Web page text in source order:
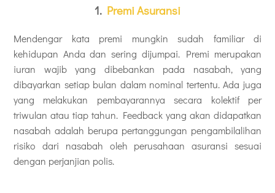
1. Premi Asuransi
Mendengar kata premi mungkin sudah familiar di
kehidupan Anda dan sering dijumpai. Premi merupakan
iuran wajib yang dibebankan pada nasabah, yang
dibayarkan setiap bulan dalam nominal tertentu. Ada juga
yang melakukan pembayarannya secara kolektif per
triwulan atau tiap tahun. Feedback yang akan didapatkan
nasabah adalah berupa pertanggungan pengambilalihan
risiko dari nasabah oleh perusahaan asuransi sesuai
dengan perjanjian polis.